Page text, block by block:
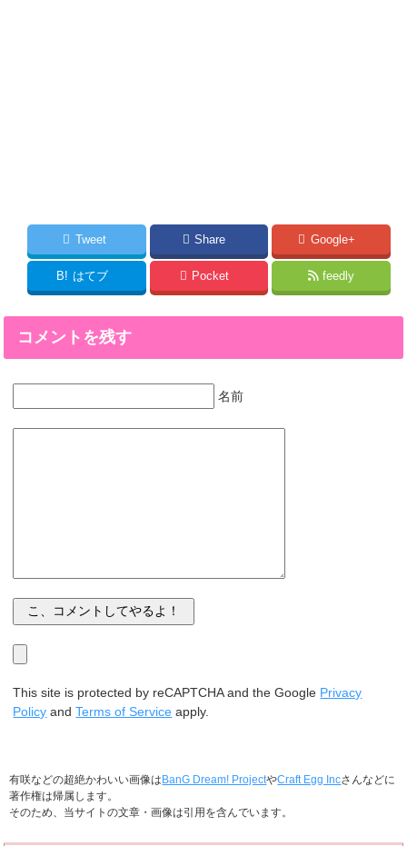
Tweet Share Google+
B! はてブ Pocket feedly
コメントを残す
名前
This site is protected by reCAPTCHA and the Google Privacy
Policy andTerms of Service apply.
有咲などの超絶かわいい画像は BanG Dream! ProjectやCraft Egg Incさんなどに
著作権は帰属します。
そのため、当サイトの文章・画像は引用を含んでいます。